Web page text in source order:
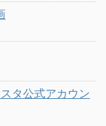
タ公式アカウン